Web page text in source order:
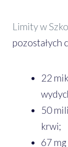
Limity w
pozostałych
22
50
krwi;
67